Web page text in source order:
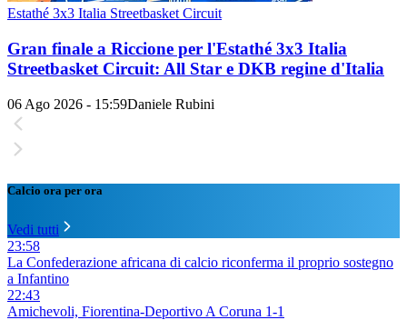
Estathé 3x3 Italia Streetbasket Circuit
Gran finale a Riccione per l'Estathé 3x3 Italia
Streetbasket Circuit: All Star e DKB regine d'Italia
06 Ago 2026 - 15:59Daniele Rubini
Calcio ora per ora
Vedi tutti
23:58
La Confederazione africana di calcio riconferma il proprio sostegno
a Infantino
22:43
Amichevoli, Fiorentina-Deportivo A Coruna 1-1